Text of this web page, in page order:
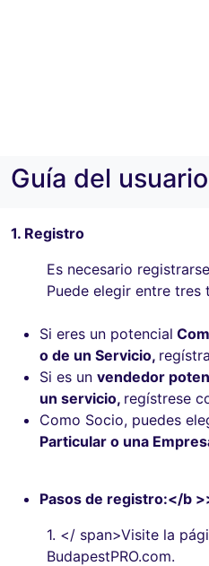
Guía del usuario
1. Registro
Es necesario
Puede elegir entre
Si eres un potencial
o de un Servicio,
Si es un vendedor
un servicio, regístrese
Como Socio, puedes
Particular o una
Pasos de registro:</b
1. </ span>Visite la
BudapestPRO.com.